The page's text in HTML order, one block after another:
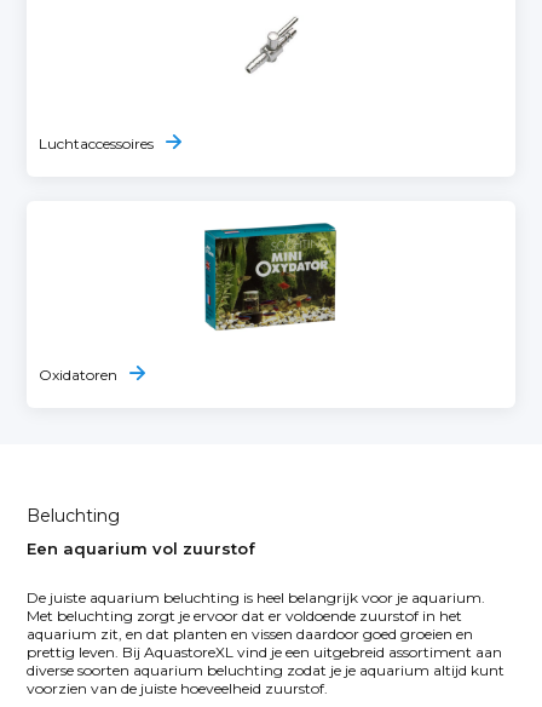
Luchtaccessoires
Oxidatoren
Beluchting
Een aquarium vol zuurstof
De juiste aquarium beluchting is heel belangrijk voor je aquarium.
Met beluchting zorgt je ervoor dat er voldoende zuurstof in het
aquarium zit, en dat planten en vissen daardoor goed groeien en
prettig leven. Bij AquastoreXL vind je een uitgebreid assortiment aan
diverse soorten aquarium beluchting zodat je je aquarium altijd kunt
voorzien van de juiste hoeveelheid zuurstof.